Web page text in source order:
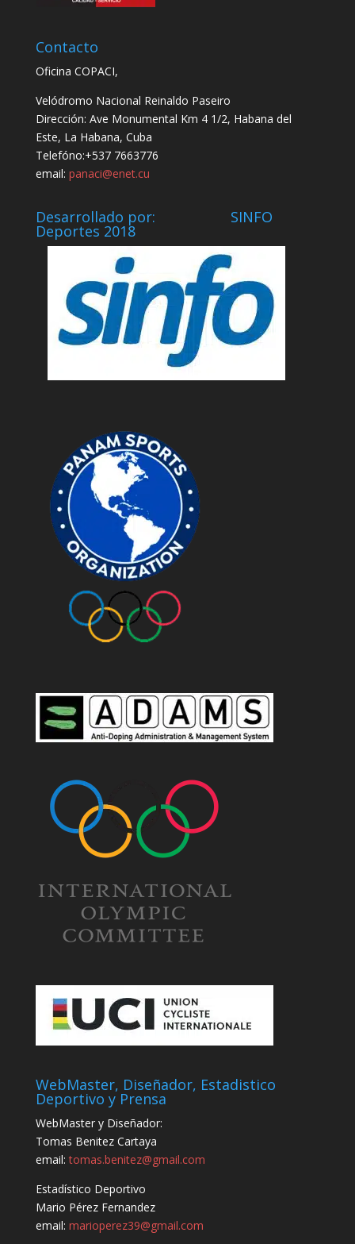
Contacto
Oficina COPACI,
Velódromo Nacional Reinaldo Paseiro
Dirección: Ave Monumental Km 4 1/2, Habana del
Este, La Habana, Cuba
Telefóno:+537 7663776
email: panaci@enet.cu
Desarrollado por: SINFO
Deportes 2018
WebMaster, Diseñador, Estadistico
Deportivo y Prensa
WebMaster y Diseñador:
Tomas Benitez Cartaya
email:tomas.benitez@gmail.com
Estadístico Deportivo
Mario Pérez Fernandez
email: marioperez39@gmail.com